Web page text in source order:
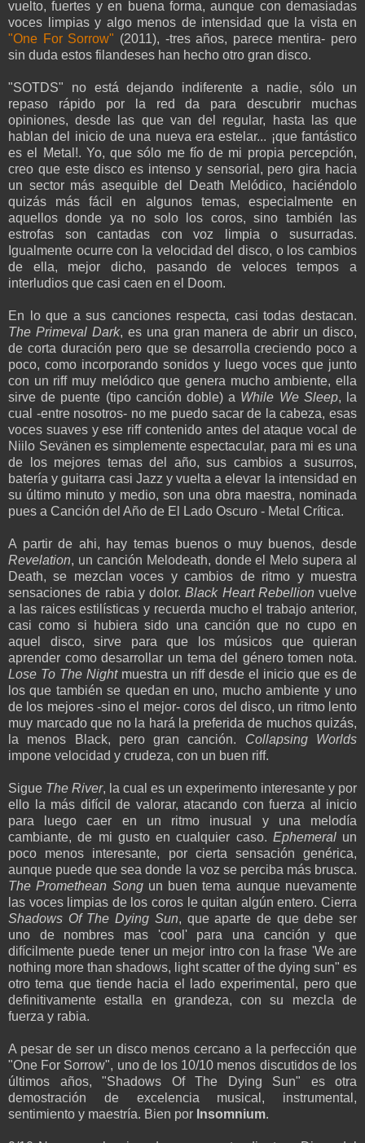
vuelto, fuertes y en buena forma, aunque con demasiadas
voces limpias y algo menos de intensidad que la vista en
"One For Sorrow" (2011), -tres años, parece mentira- pero
sin duda estos filandeses han hecho otro gran disco.
"SOTDS" no está dejando indiferente a nadie, sólo un
repaso rápido por la red da para descubrir muchas
opiniones, desde las que van del regular, hasta las que
hablan del inicio de una nueva era estelar... ¡que fantástico
es el Metal!. Yo, que sólo me fío de mi propia percepción,
creo que este disco es intenso y sensorial, pero gira hacia
un sector más asequible del Death Melódico, haciéndolo
quizás más fácil en algunos temas, especialmente en
aquellos donde ya no solo los coros, sino también las
estrofas son cantadas con voz limpia o susurradas.
Igualmente ocurre con la velocidad del disco, o los cambios
de ella, mejor dicho, pasando de veloces tempos a
interludios que casi caen en el Doom.
En lo que a sus canciones respecta, casi todas destacan.
The Primeval Dark, es una gran manera de abrir un disco,
de corta duración pero que se desarrolla creciendo poco a
poco, como incorporando sonidos y luego voces que junto
con un riff muy melódico que genera mucho ambiente, ella
sirve de puente (tipo canción doble) a While We Sleep, la
cual -entre nosotros- no me puedo sacar de la cabeza, esas
voces suaves y ese riff contenido antes del ataque vocal de
Niilo Sevänen es simplemente espectacular, para mi es una
de los mejores temas del año, sus cambios a susurros,
batería y guitarra casi Jazz y vuelta a elevar la intensidad en
su último minuto y medio, son una obra maestra, nominada
pues a Canción del Año de El Lado Oscuro - Metal Crítica.
A partir de ahi, hay temas buenos o muy buenos, desde
Revelation, un canción Melodeath, donde el Melo supera al
Death, se mezclan voces y cambios de ritmo y muestra
sensaciones de rabia y dolor.Black Heart Rebellion vuelve
a las raices estilísticas y recuerda mucho el trabajo anterior,
casi como si hubiera sido una canción que no cupo en
aquel disco, sirve para que los músicos que quieran
aprender como desarrollar un tema del género tomen nota.
Lose To The Nightmuestra un riff desde el inicio que es de
los que también se quedan en uno, mucho ambiente y uno
de los mejores -sino el mejor- coros del disco, un ritmo lento
muy marcado que no la hará la preferida de muchos quizás,
la menos Black, pero gran canción. Collapsing Worlds
impone velocidad y crudeza, con un buen riff.
Sigue The River, la cual es un experimento interesante y por
ello la más difícil de valorar, atacando con fuerza al inicio
para luego caer en un ritmo inusual y una melodía
cambiante, de mi gusto en cualquier caso. Ephemeralun
poco menos interesante, por cierta sensación genérica,
aunque puede que sea donde la voz se perciba más brusca.
The Promethean Songun buen tema aunque nuevamente
las voces limpias de los coros le quitan algún entero. Cierra
Shadows Of The Dying Sun, que aparte de que debe ser
uno de nombres mas 'cool' para una canción y que
difícilmente puede tener un mejor intro con la frase 'We are
nothing more than shadows, light scatter of the dying sun" es
otro tema que tiende hacia el lado experimental, pero que
definitivamente estalla en grandeza, con su mezcla de
fuerza y rabia.
A pesar de ser un disco menos cercano a la perfección que
"One For Sorrow", uno de los 10/10 menos discutidos de los
últimos años, "Shadows Of The Dying Sun" es otra
demostración de excelencia musical, instrumental,
sentimiento y maestría. Bien por Insomnium.